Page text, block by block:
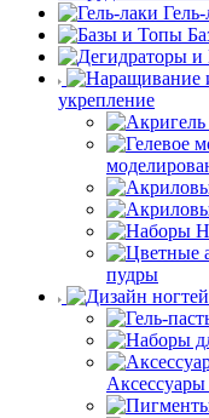
укрепление
пудры